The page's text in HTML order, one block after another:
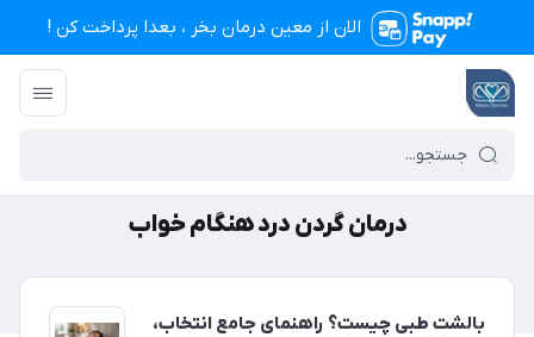
الان از معین درمان بخر ، بعدا پرداخت کن !
تجهیزات پزشکی معین درمان
درمان گردن درد هنگام خواب
بالشت طبی چیست؟ راهنمای جامع انتخاب،